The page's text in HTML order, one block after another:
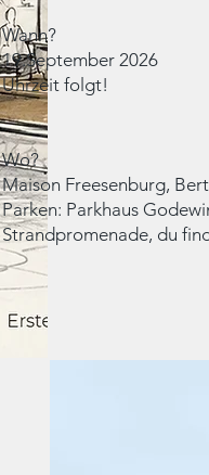
Wann?
19.September 2026
Uhrzeit folgt!
Wo?
​Maison Freesenburg,
Parken: Parkhaus
Strandpromenade, du